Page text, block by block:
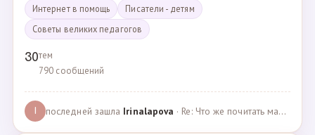
Интернет в помощь
Писатели - детям
Советы великих педагогов
30тем
790 сообщений
последней зашла Irinalapova · Re: Что же почитать маме о правильном воспитании ре? · 23.02.2025